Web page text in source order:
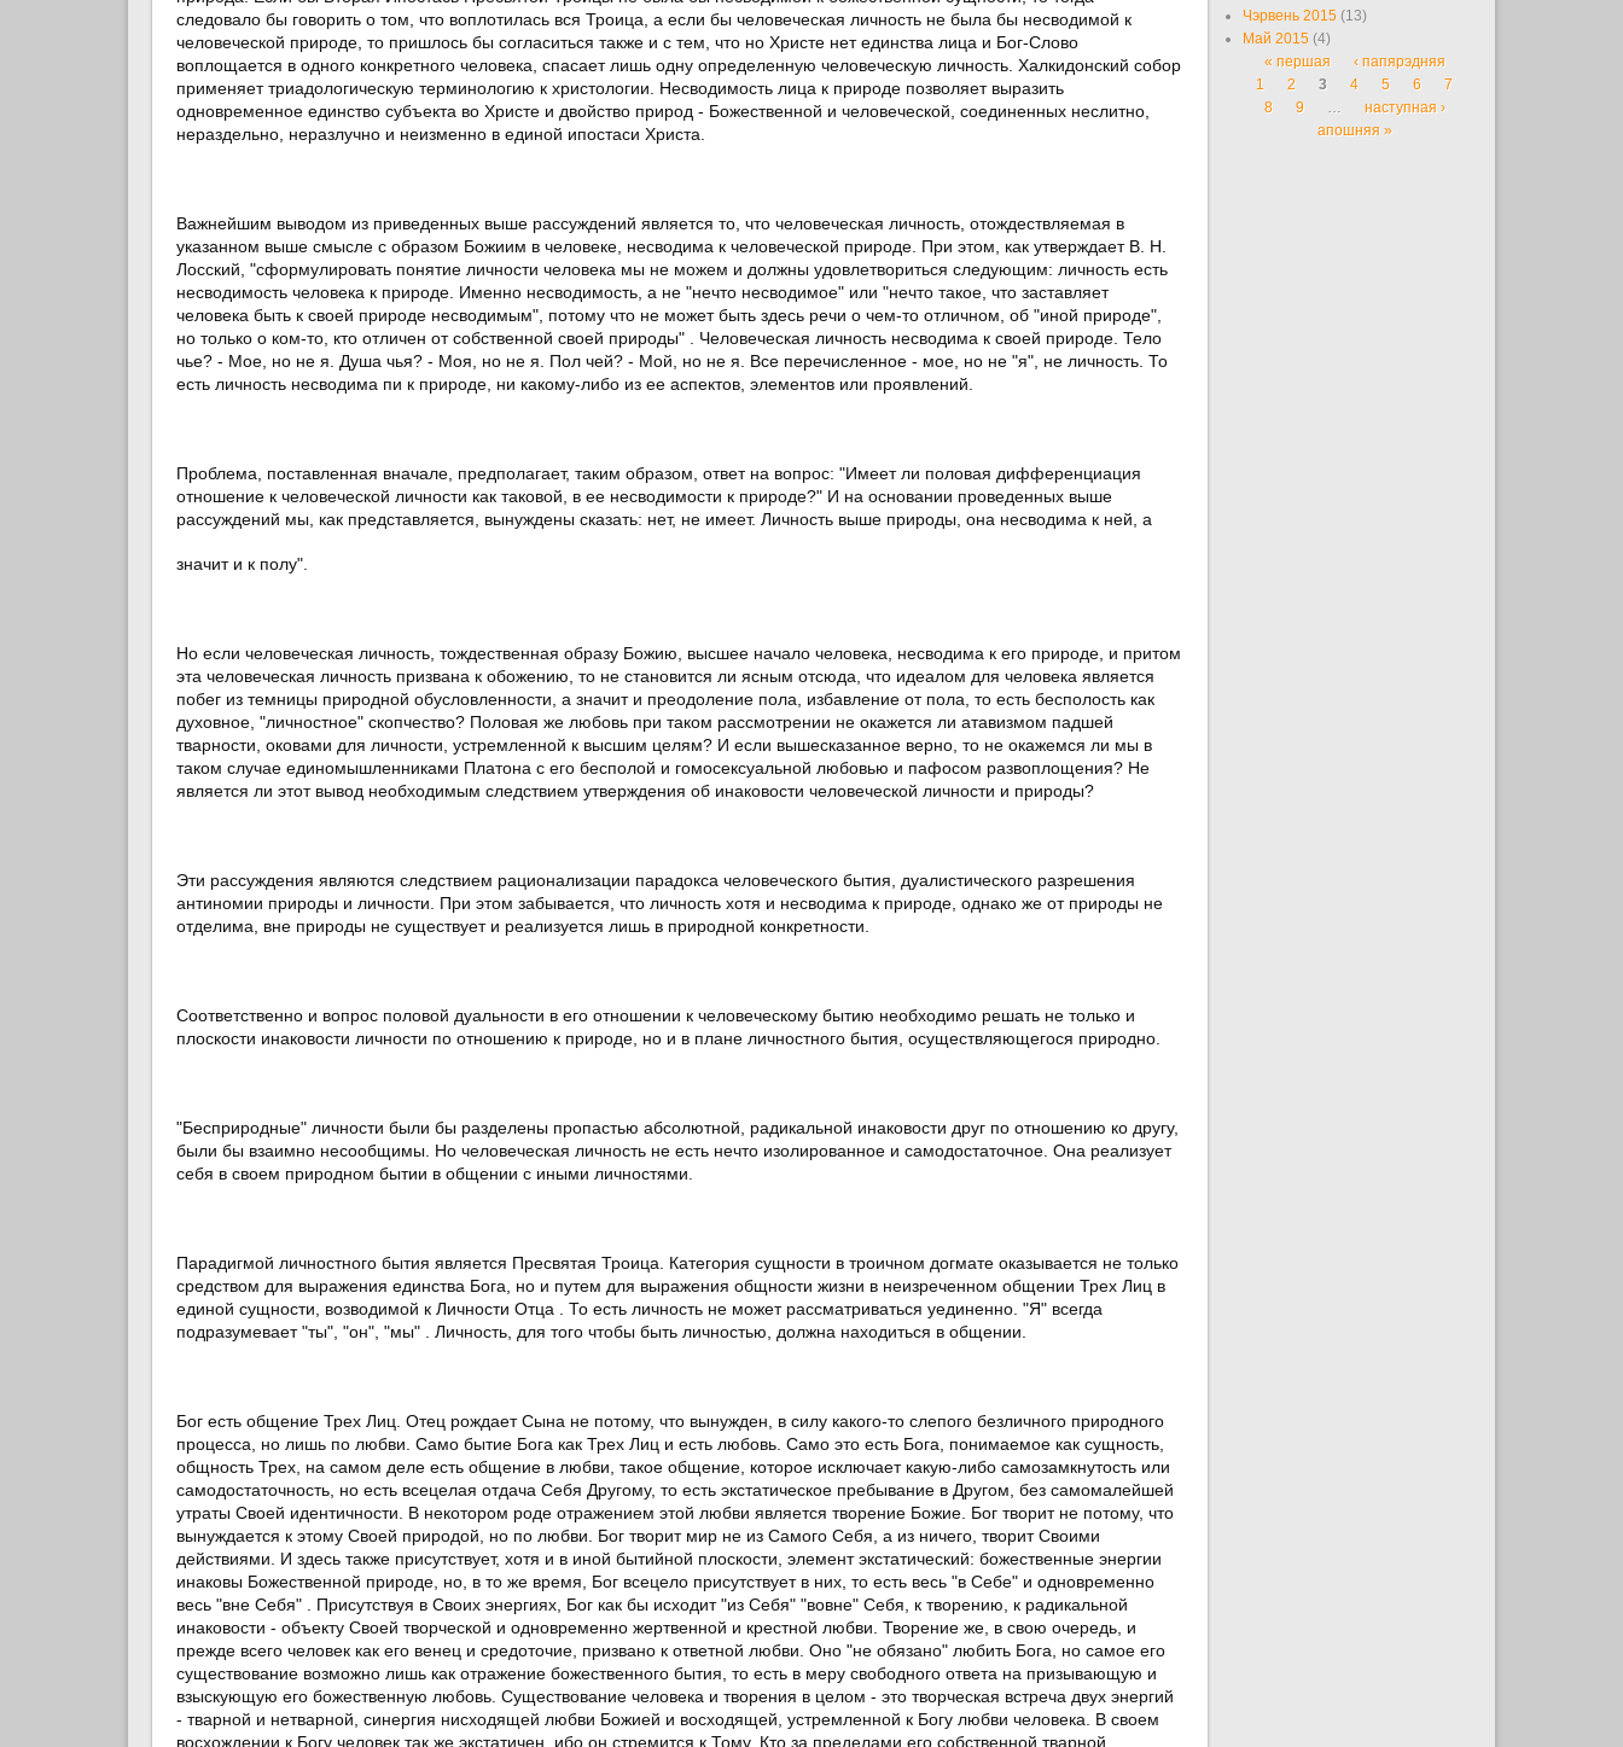
следовало бы говорить о том, что воплотилась вся Троица, а если бы человеческая личность не была бы несводимой к
человеческой природе, то пришлось бы согласиться также и с тем, что но Христе нет единства лица и Бог-Слово
воплощается в одного конкретного человека, спасает лишь одну определенную человеческую личность. Халкидонский собор
применяет триадологическую терминологию к христологии. Несводимость лица к природе позволяет выразить
одновременное единство субъекта во Христе и двойство природ - Божественной и человеческой, соединенных неслитно,
нераздельно, неразлучно и неизменно в единой ипостаси Христа.
Важнейшим выводом из приведенных выше рассуждений является то, что человеческая личность, отождествляемая в
указанном выше смысле с образом Божиим в человеке, несводима к человеческой природе. При этом, как утверждает В. Н.
Лосский, "сформулировать понятие личности человека мы не можем и должны удовлетвориться следующим: личность есть
несводимость человека к природе. Именно несводимость, а не "нечто несводимое" или "нечто такое, что заставляет
человека быть к своей природе несводимым", потому что не может быть здесь речи о чем-то отличном, об "иной природе",
но только о ком-то, кто отличен от собственной своей природы" . Человеческая личность несводима к своей природе. Тело
чье? - Мое, но не я. Душа чья? - Моя, но не я. Пол чей? - Мой, но не я. Все перечисленное - мое, но не "я", не личность. То
есть личность несводима пи к природе, ни какому-либо из ее аспектов, элементов или проявлений.
Проблема, поставленная вначале, предполагает, таким образом, ответ на вопрос: "Имеет ли половая дифференциация
отношение к человеческой личности как таковой, в ее несводимости к природе?" И на основании проведенных выше
рассуждений мы, как представляется, вынуждены сказать: нет, не имеет. Личность выше природы, она несводима к ней, а
значит и к полу".
Но если человеческая личность, тождественная образу Божию, высшее начало человека, несводима к его природе, и притом
эта человеческая личность призвана к обожению, то не становится ли ясным отсюда, что идеалом для человека является
побег из темницы природной обусловленности, а значит и преодоление пола, избавление от пола, то есть бесполость как
духовное, "личностное" скопчество? Половая же любовь при таком рассмотрении не окажется ли атавизмом падшей
тварности, оковами для личности, устремленной к высшим целям? И если вышесказанное верно, то не окажемся ли мы в
таком случае единомышленниками Платона с его бесполой и гомосексуальной любовью и пафосом развоплощения? Не
является ли этот вывод необходимым следствием утверждения об инаковости человеческой личности и природы?
Эти рассуждения являются следствием рационализации парадокса человеческого бытия, дуалистического разрешения
антиномии природы и личности. При этом забывается, что личность хотя и несводима к природе, однако же от природы не
отделима, вне природы не существует и реализуется лишь в природной конкретности.
Соответственно и вопрос половой дуальности в его отношении к человеческому бытию необходимо решать не только и
плоскости инаковости личности по отношению к природе, но и в плане личностного бытия, осуществляющегося природно.
"Бесприродные" личности были бы разделены пропастью абсолютной, радикальной инаковости друг по отношению ко другу,
были бы взаимно несообщимы. Но человеческая личность не есть нечто изолированное и самодостаточное. Она реализует
себя в своем природном бытии в общении с иными личностями.
Парадигмой личностного бытия является Пресвятая Троица. Категория сущности в троичном догмате оказывается не только
средством для выражения единства Богa, но и путем для выражения общности жизни в неизреченном общении Трех Лиц в
единой сущности, возводимой к Личности Отца . То есть личность не может рассматриваться уединенно. "Я" всегда
подразумевает "ты", "он", "мы" . Личность, для того чтобы быть личностью, должна находиться в общении.
Бог есть общение Трех Лиц. Отец рождает Сына не потому, что вынужден, в силу какого-то слепого безличного природного
процесса, но лишь по любви. Само бытие Бога как Трех Лиц и есть любовь. Само это есть Бога, понимаемое как сущность,
общность Трех, на самом деле есть общение в любви, такое общение, которое исключает какую-либо самозамкнутость или
самодостаточность, но есть всецелая отдача Себя Другому, то есть экстатическое пребывание в Другом, без самомалейшей
утраты Своей идентичности. В некотором роде отражением этой любви является творение Божие. Бог творит не потому, что
вынуждается к этому Своей природой, но по любви. Бог творит мир не из Самого Себя, а из ничего, творит Своими
действиями. И здесь также присутствует, хотя и в иной бытийной плоскости, элемент экстатический: божественные энергии
инаковы Божественной природе, но, в то же время, Бог всецело присутствует в них, то есть весь "в Себе" и одновременно
весь "вне Себя" . Присутствуя в Своих энергиях, Бог как бы исходит "из Себя" "вовне" Себя, к творению, к радикальной
инаковости - объекту Своей творческой и одновременно жертвенной и крестной любви. Творение же, в свою очередь, и
прежде всего человек как его венец и средоточие, призвано к ответной любви. Оно "не обязано" любить Бога, но самое его
существование возможно лишь как отражение божественного бытия, то есть в меру свободного ответа на призывающую и
взыскующую его божественную любовь. Существование человека и творения в целом - это творческая встреча двух энергий
- тварной и нетварной, синергия нисходящей любви Божией и восходящей, устремленной к Богу любви человека. В своем
восхождении к Богу человек так же экстатичен, ибо он стремится к Тому, Кто за пределами его собственной тварной
Чэрвень 2015 (13)
Май 2015 (4)
Старонкі
« першая
‹ папярэдняя
1
2 3 4 5 6
7
8
9 …
наступная ›
апошняя »